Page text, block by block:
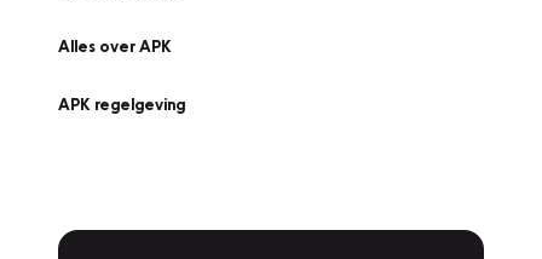
Alles over APK
APK regelgeving